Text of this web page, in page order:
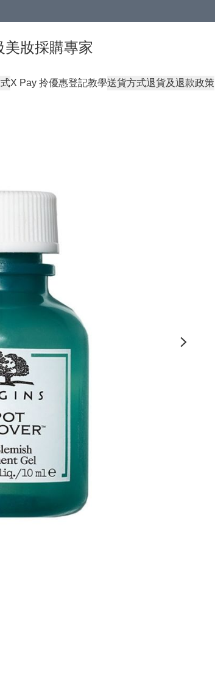
美妝採購專家
X Pay 拎優惠登記教學送貨方式退貨及退款政策